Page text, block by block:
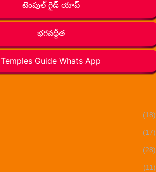
టెంపుల్ గైడ్ యాప్
భగవద్గీత
Temples Guide Whats App
(18)
(17)
(28)
(11)